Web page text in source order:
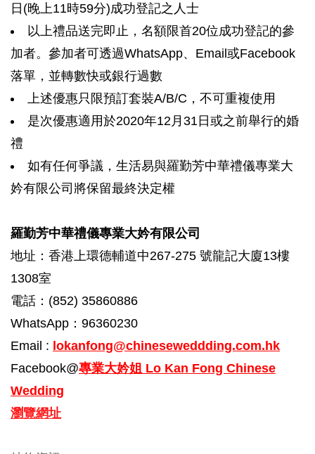
日(晚上11時59分)成功登記之人士
以上禮品送完即止，名額限首20位成功登記的參
加者。參加者可透過WhatsApp、Email或Facebook
落單，並轉數快或銀行過數
上述優惠只限預訂套裝A/B/C，不可重複使用
是次優惠適用於2020年12月31日或之前舉行的婚
禮
如有任何爭議，生活易與羅勤芳中華禮儀專業大
妗有限公司將保留最終決定權
羅勤芳中華禮儀專業大妗有限公司
地址：香港上環德輔道中267-275 號龍記大廈13樓
1308室
電話：(852) 35860886
WhatsApp：96360230
Email : lokanfong@chineseweddding.com.hk
Facebook@專業大妗姐 Lo Kan Fong Chinese
Wedding
瀏覽網址